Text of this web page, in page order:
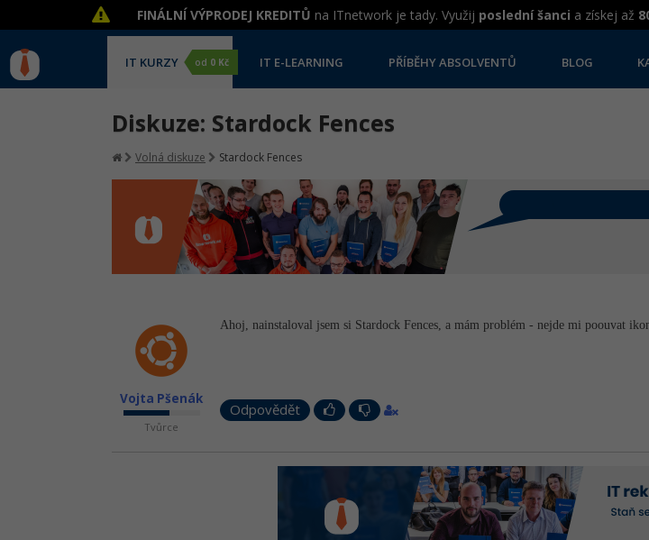
FINÁLNÍ VÝPRODEJ KREDITŮ na ITnetwork je tady. Využij poslední šanci a získej až
IT KURZY od 0 Kč IT E-LEARNING PŘÍBĚHY ABSOLVENTŮ BLOG
Diskuze: Stardock Fences
Volná diskuze Stardock Fences
Vojta Pšenák
Tvůrce
Ahoj, nainstaloval jsem si Stardock Fences, a mám problém - nejde mi poouvat
Odpovědět